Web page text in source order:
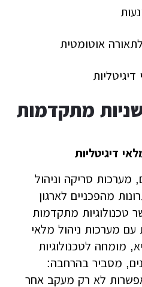
לתאורה אוטומטית
מתקדמות
דיגיטליות
מערכות סריקה וניהול
מהפכניים לארגון
טכנולוגיות מתקדמות
מערכות ניהול מלאי
מומחה לטכנולוגיות
מסביר בהרחבה:
לא רק מעקב אחר